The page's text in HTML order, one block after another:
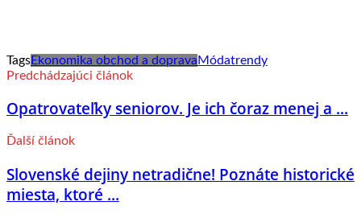
TagsEkonomika obchod a dopravaMódatrendy
Predchádzajúci článok
Opatrovateľky seniorov. Je ich čoraz menej a ...
Ďalší článok
Slovenské dejiny netradične! Poznáte historické
miesta, ktoré ...